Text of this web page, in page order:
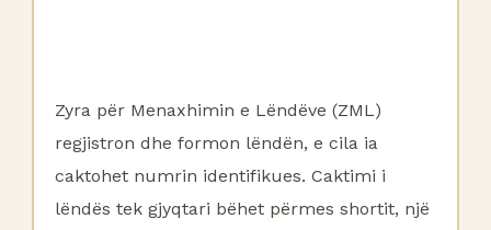
Zyra për Menaxhimin e Lëndëve (ZML)
regjistron dhe formon lëndën, e cila ia
caktohet numrin identifikues. Caktimi i
lëndës tek gjyqtari bëhet përmes shortit, një